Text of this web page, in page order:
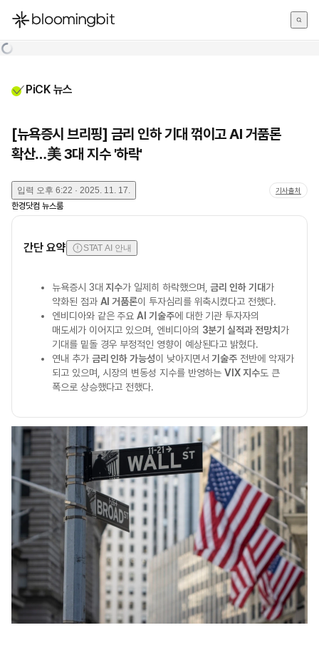
한국어
PiCK 뉴스
[뉴욕증시 브리핑] 금리 인하 기대 꺾이고 AI 거품론
확산…美 3대 지수 '하락'
입력 오후 6:22 · 2025. 11. 17. 기사출처
한경닷컴 뉴스룸
간단 요약 STAT AI 안내
뉴욕증시 3대지수가 일제히 하락했으며,금리 인하 기대가
약화된 점과 AI 거품론이 투자심리를 위축시켰다고 전했다.
엔비디아와 같은 주요AI 기술주에 대한 기관 투자자의
매도세가 이어지고 있으며, 엔비디아의 3분기 실적과 전망치 가
기대를 밑돌 경우 부정적인 영향이 예상된다고 밝혔다.
연내 추가 금리 인하 가능성이 낮아지면서기술주 전반에 악재가
되고 있으며, 시장의 변동성 지수를 반영하는VIX 지수도 큰
폭으로 상승했다고 전했다.